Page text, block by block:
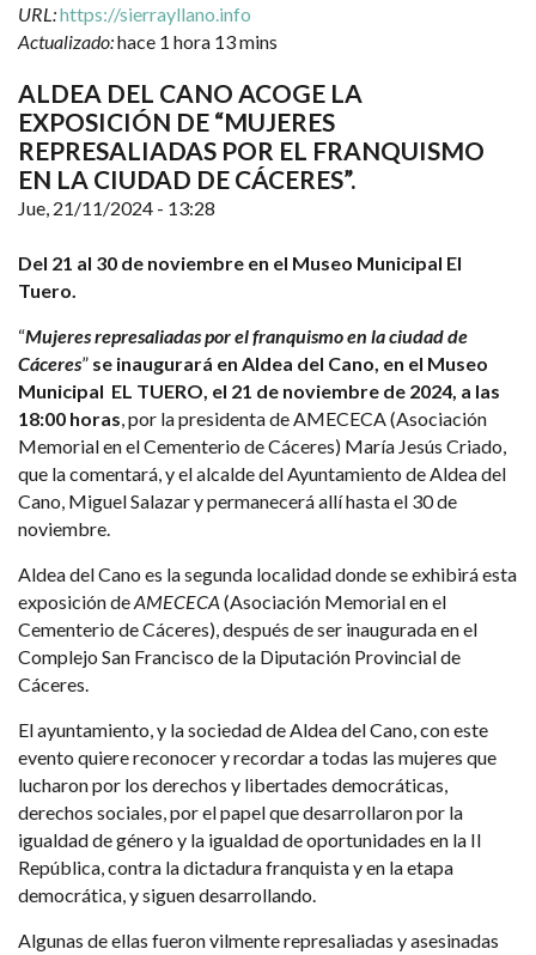
URL:https://sierrayllano.info
Actualizado:hace 1 hora 13 mins
ALDEA DEL CANO ACOGE LA
EXPOSICIÓN DE “MUJERES
REPRESALIADAS POR EL FRANQUISMO
EN LA CIUDAD DE CÁCERES”.
Jue, 21/11/2024 - 13:28
Del 21 al 30 de noviembre en el Museo Municipal El
Tuero.
“Mujeres represaliadas por el franquismo en la ciudad de
Cáceres” se inaugurará en Aldea del Cano, en el Museo
Municipal EL TUERO, el 21 de noviembre de 2024, a las
18:00 horas, por la presidenta de AMECECA (Asociación
Memorial en el Cementerio de Cáceres) María Jesús Criado,
que la comentará, y el alcalde del Ayuntamiento de Aldea del
Cano, Miguel Salazar y permanecerá allí hasta el 30 de
noviembre.
Aldea del Cano es la segunda localidad donde se exhibirá esta
exposición deAMECECA (Asociación Memorial en el
Cementerio de Cáceres), después de ser inaugurada en el
Complejo San Francisco de la Diputación Provincial de
Cáceres.
El ayuntamiento, y la sociedad de Aldea del Cano, con este
evento quiere reconocer y recordar a todas las mujeres que
lucharon por los derechos y libertades democráticas,
derechos sociales, por el papel que desarrollaron por la
igualdad de género y la igualdad de oportunidades en la II
República, contra la dictadura franquista y en la etapa
democrática, y siguen desarrollando.
Algunas de ellas fueron vilmente represaliadas y asesinadas